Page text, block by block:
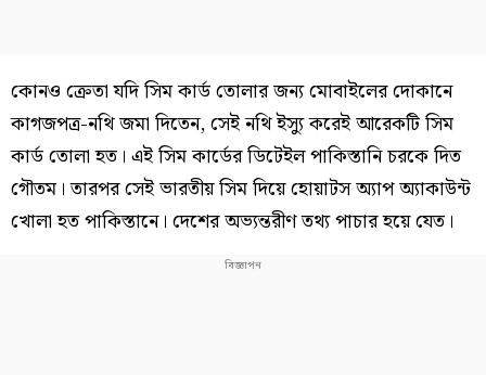
কোনও ক্রেতা যদি সিম কার্ড তোলার জন্য মোবাইলের দোকানে
কাগজপত্র-নথি জমা দিতেন, সেই নথি ইস্যু করেই আরেকটি সিম
কার্ড তোলা হত। এই সিম কার্ডের ডিটেইল পাকিস্তানি চরকে দিত
গৌতম। তারপর সেই ভারতীয় সিম দিয়ে হোয়াটস অ্যাপ অ্যাকাউন্ট
খোলা হত পাকিস্তানে। দেশের অভ্যন্তরীণ তথ্য পাচার হয়ে যেত।